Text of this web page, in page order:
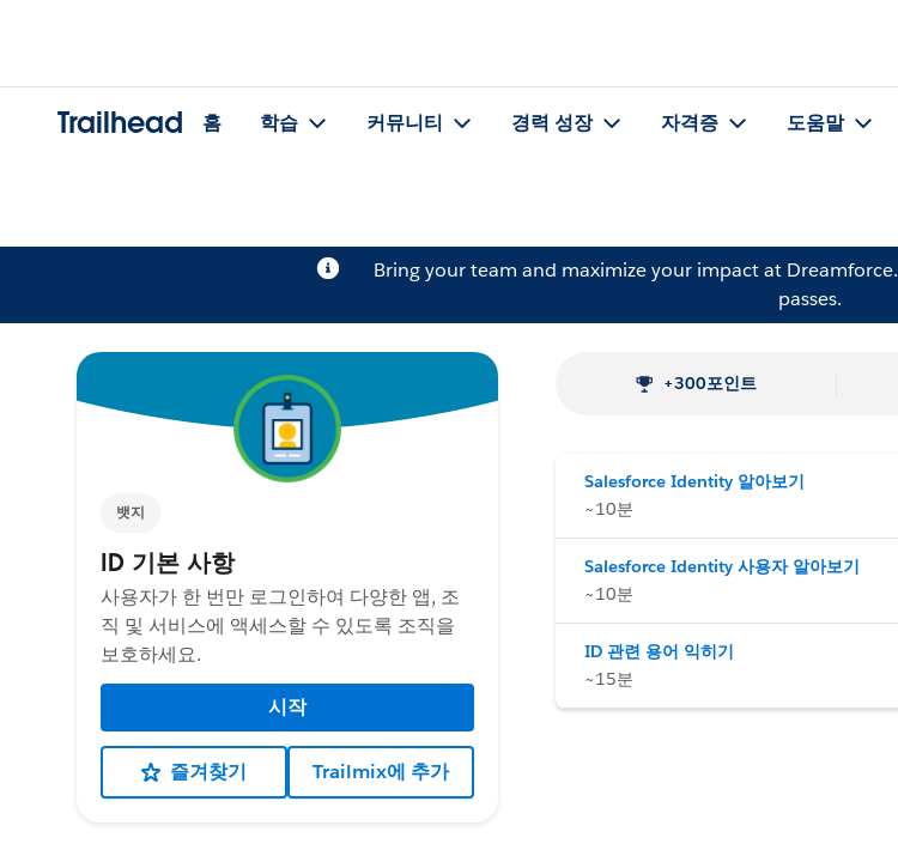
Trailhead 홈 학습 커뮤니티 경력 성장 자격증 도움말
Bring your team and maximize your impact at Dreamforce.
passes.
뱃지
ID 기본 사항
사용자가 한 번만 로그인하여 다양한 앱, 조
직 및 서비스에 액세스할 수 있도록 조직을
보호하세요.
시작
즐겨찾기 Trailmix에 추가
+300포인트
Salesforce Identity 알아보기
~10분
Salesforce Identity 사용자 알아보기
~10분
ID 관련 용어 익히기
~15분